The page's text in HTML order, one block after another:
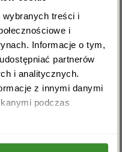
treści i
i
Informacje o tym,
partnerów
i analitycznych.
z innymi danymi
podczas
były najwyższej
w Rumi na
do odwiedzenia
się o tym na
do
58 500-
zgodę na
osobowych